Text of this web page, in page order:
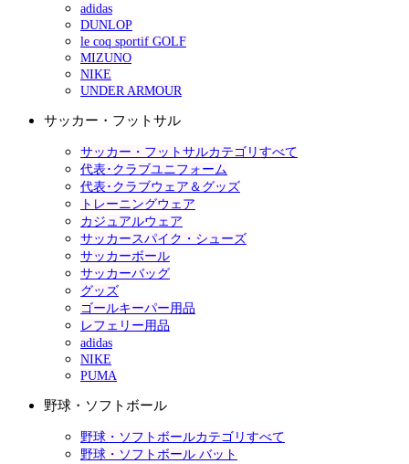
adidas
DUNLOP
le coq sportif GOLF
MIZUNO
NIKE
UNDER ARMOUR
サッカー・フットサル
サッカー・フットサルカテゴリすべて
代表･クラブユニフォーム
代表･クラブウェア＆グッズ
トレーニングウェア
カジュアルウェア
サッカースパイク・シューズ
サッカーボール
サッカーバッグ
グッズ
ゴールキーパー用品
レフェリー用品
adidas
NIKE
PUMA
野球・ソフトボール
野球・ソフトボールカテゴリすべて
野球・ソフトボール バット